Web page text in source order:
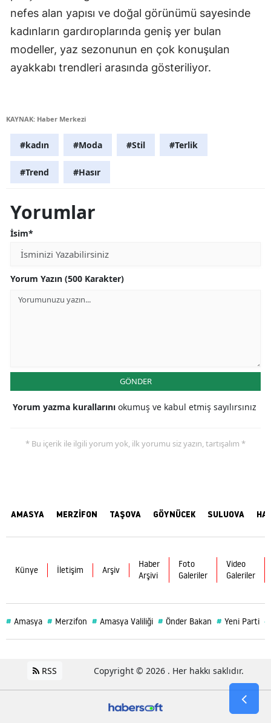
nefes alan yapısı ve doğal görünümü sayesinde
kadınların gardıroplarında geniş yer bulan
modeller, yaz sezonunun en çok konuşulan
ayakkabı trendleri arasında gösteriliyor.
KAYNAK: Haber Merkezi
#kadın #Moda #Stil #Terlik
#Trend #Hasır
Yorumlar
İsim*
Yorum Yazın (500 Karakter)
GÖNDER
Yorum yazma kurallarını okumuş ve kabul etmiş sayılırsınız
* Bu içerik ile ilgili yorum yok, ilk yorumu siz yazın, tartışalım *
AMASYA MERZİFON TAŞOVA GÖYNÜCEK SULUOVA
Künye İletişim Arşiv
Haber
Arşivi
Foto
Galeriler
Video
Galeriler
# Amasya # Merzifon # Amasya Valiliği # Önder Bakan # Yeni Parti #
RSS Copyright © 2026 . Her hakkı saklıdır.